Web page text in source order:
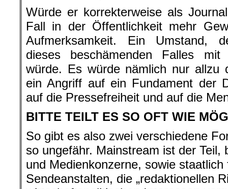
Würde er korrekterweise als
Fall in der Öffentlichkeit mehr
Aufmerksamkeit. Ein Umstand,
dieses beschämenden Falles
würde. Es würde nämlich nur allzu
ein Angriff auf ein Fundament der
auf die Pressefreiheit und auf die
BITTE TEILT ES SO OFT WIE
So gibt es also zwei verschiedene
so ungefähr. Mainstream ist der Teil,
und Medienkonzerne, sowie staatlich
Sendeanstalten, die „redaktionellen